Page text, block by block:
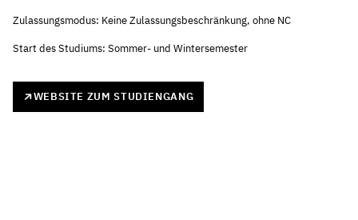
Zulassungsmodus: Keine Zulassungsbeschränkung, ohne NC
Start des Studiums: Sommer- und Wintersemester
WEBSITE ZUM STUDIENGANG